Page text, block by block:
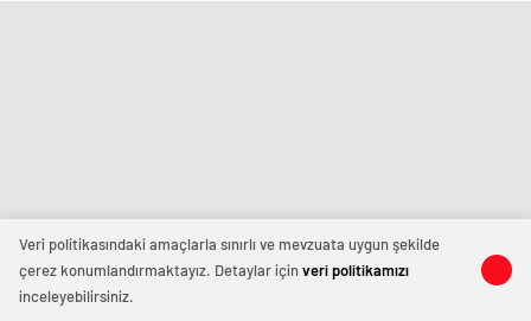
Veri politikasındaki amaçlarla sınırlı ve mevzuata uygun şekilde
çerez konumlandırmaktayız. Detaylar içinveri politikamızı
inceleyebilirsiniz.